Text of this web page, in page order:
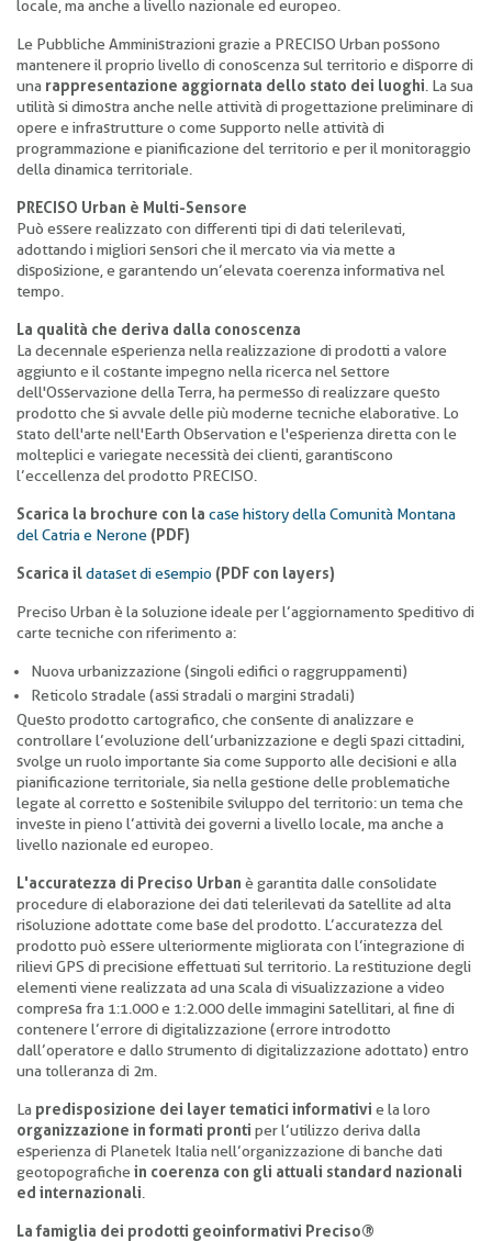
locale, ma anche a livello nazionale ed europeo.
Le Pubbliche Amministrazioni grazie a PRECISO Urban possono
mantenere il proprio livello di conoscenza sul territorio e disporre di
una rappresentazione aggiornata dello stato dei luoghi . La sua
utilità si dimostra anche nelle attività di progettazione preliminare di
opere e infrastrutture o come supporto nelle attività di
programmazione e pianificazione del territorio e per il monitoraggio
della dinamica territoriale.
PRECISO Urban è Multi-Sensore
Può essere realizzato con differenti tipi di dati telerilevati,
adottando i migliori sensori che il mercato via via mette a
disposizione, e garantendo un’elevata coerenza informativa nel
tempo.
La qualità che deriva dalla conoscenza
La decennale esperienza nella realizzazione di prodotti a valore
aggiunto e il costante impegno nella ricerca nel settore
dell'Osservazione della Terra, ha permesso di realizzare questo
prodotto che si avvale delle più moderne tecniche elaborative. Lo
stato dell'arte nell'Earth Observation e l'esperienza diretta con le
molteplici e variegate necessità dei clienti, garantiscono
l’eccellenza del prodotto PRECISO.
Scarica la brochure con la case history della Comunità Montana
del Catria e Nerone (PDF)
Scarica ildataset di esempio (PDF con layers)
Preciso Urban è la soluzione ideale per l’aggiornamento speditivo di
carte tecniche con riferimento a:
Nuova urbanizzazione (singoli edifici o raggruppamenti)
Reticolo stradale (assi stradali o margini stradali)
Questo prodotto cartografico, che consente di analizzare e
controllare l’evoluzione dell’urbanizzazione e degli spazi cittadini,
svolge un ruolo importante sia come supporto alle decisioni e alla
pianificazione territoriale, sia nella gestione delle problematiche
legate al corretto e sostenibile sviluppo del territorio: un tema che
investe in pieno l’attività dei governi a livello locale, ma anche a
livello nazionale ed europeo.
L'accuratezza di Preciso Urban è garantita dalle consolidate
procedure di elaborazione dei dati telerilevati da satellite ad alta
risoluzione adottate come base del prodotto. L’accuratezza del
prodotto può essere ulteriormente migliorata con l’integrazione di
rilievi GPS di precisione effettuati sul territorio. La restituzione degli
elementi viene realizzata ad una scala di visualizzazione a video
compresa fra 1:1.000 e 1:2.000 delle immagini satellitari, al fine di
contenere l’errore di digitalizzazione (errore introdotto
dall’operatore e dallo strumento di digitalizzazione adottato) entro
una tolleranza di 2m.
La predisposizione dei layer tematici informativi e la loro
organizzazione in formati pronti per l’utilizzo deriva dalla
esperienza di Planetek Italia nell’organizzazione di banche dati
geotopografichein coerenza con gli attuali standard nazionali
ed internazionali
La famiglia dei prodotti geoinformativi Preciso®